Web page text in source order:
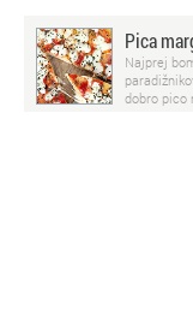
Pica
Najprej
dobro pico